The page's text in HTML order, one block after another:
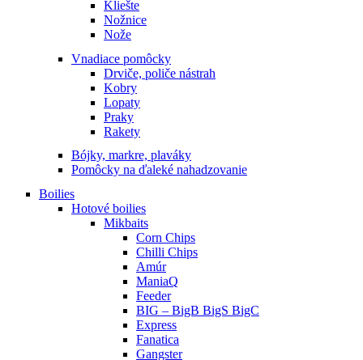
Kliešte
Nožnice
Nože
Vnadiace pomôcky
Drviče, poliče nástrah
Kobry
Lopaty
Praky
Rakety
Bójky, markre, plaváky
Pomôcky na ďaleké nahadzovanie
Boilies
Hotové boilies
Mikbaits
Corn Chips
Chilli Chips
Amúr
ManiaQ
Feeder
BIG – BigB BigS BigC
Express
Fanatica
Gangster